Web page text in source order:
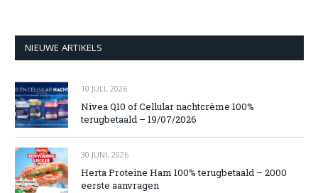
NIEUWE ARTIKELS
10 JULI, 2026
Nivea Q10 of Cellular nachtcrème 100%
terugbetaald – 19/07/2026
30 JUNI, 2026
Herta Proteine Ham 100% terugbetaald – 2000
eerste aanvragen